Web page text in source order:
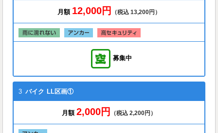
月額 12,000円 （税込 13,200円）
募集中
3 バイク LL区画①
月額 2,000円 （税込 2,200円）